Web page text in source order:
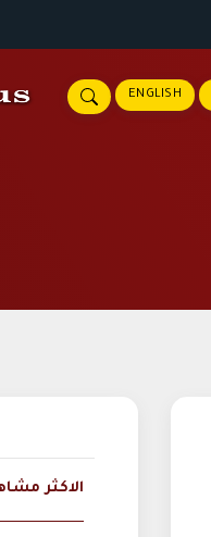
ENGLISH
الاكثر